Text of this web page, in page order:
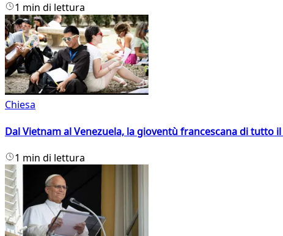
1 min di lettura
Chiesa
Dal Vietnam al Venezuela, la gioventù francescana di tutto
1 min di lettura